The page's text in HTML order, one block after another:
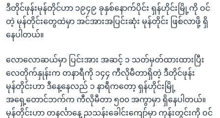
ဒီတိုင်ဖုန်းမုန်တိုင်ဟာ ၁၉၄၉ ခုနှစ်နောက်ပိုင်း ရှန်ဟိုင်းမြို့ကို ဝင်
တဲ့ မုန်တိုင်းတွေထဲမှာ အင်အားအပြင်းဆုံး မုန်တိုင်း ဖြစ်လာဖို့ ရှိ
နေပါတယ်။
လောလောဆယ်မှာ ပြင်းအား အဆင့် ၁ သတ်မှတ်ထားထားပြီး
လေတိုက်နှုန်းက တနာရီကို ၁၄၄ ကီလိုမီတာရှိတဲ့ ဒီတိုင်ဖုန်း
မုန်တိုင်းဟာ ဒီနေ့နေလည် ၁ နာရီကတော့ ရှန်ဟိုင်းမြို့
အရှေ့တောင်ဘက်က ကီလိုမီတာ ၅၀၀ အကွာမှာ ရှိနေပါတယ်။
မုန်တိုင်းဟာ တနင်္လာနေ့ ညသန်းခေါင်းကျော်မှာ ကုန်းတွင်းကို ဝင်